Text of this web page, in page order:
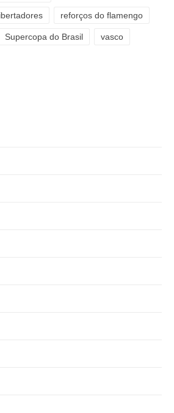
reforços do flamengo
Supercopa do Brasil vasco